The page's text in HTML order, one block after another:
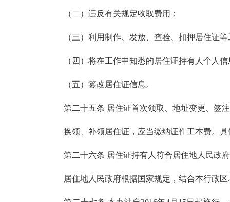
（二）违反有关规定收取费用；
（三）利用制作、发放、查验、扣押居住证等
（四）将在工作中知悉的居住证持有人个人信
（五）篡改居住证信息。
第二十五条 居住证首次领取、地址变更、签注
换领、补领居住证，应当缴纳证件工本费。具
第二十六条 居住证持有人符合居住地人民政府
居住地人民政府根据国家规定，结合本行政区